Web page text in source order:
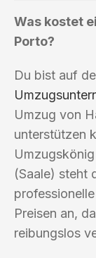
Was kostet
Porto?
Du bist auf
Umzug von
unterstützen
(Saale) steht
Preisen an,
reibungslos